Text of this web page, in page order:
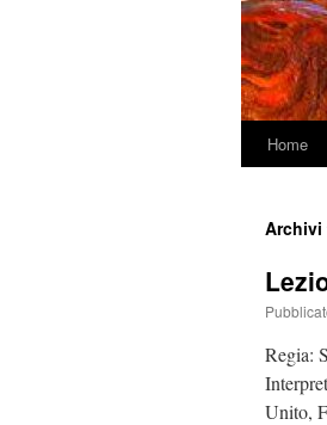
Vai
contenuto
Home
Archivi
Regia:
Unito,